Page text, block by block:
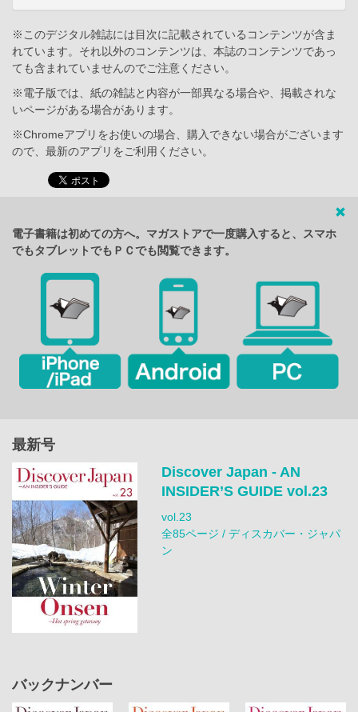
※このデジタル雑誌には目次に記載されているコンテンツが含ま
れています。それ以外のコンテンツは、本誌のコンテンツであっ
ても含まれていませんのでご注意ください。
※電子版では、紙の雑誌と内容が一部異なる場合や、掲載されな
いページがある場合があります。
※Chromeアプリをお使いの場合、購入できない場合がございます
ので、最新のアプリをご利用ください。
電子書籍は初めての方へ。マガストアで一度購入すると、スマホ
でもタブレットでもＰＣでも閲覧できます。
最新号
Discover Japan - AN
INSIDER’S GUIDE vol.23
vol.23
全85ページ / ディスカバー・ジャパ
ン
バックナンバー